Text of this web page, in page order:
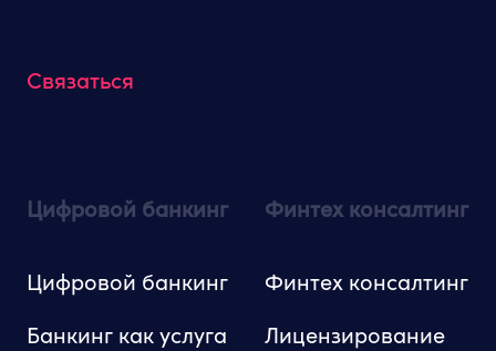
Связаться
Цифровой банкинг
Цифровой банкинг
Банкинг как услуга
Финтех консалтинг
Финтех консалтинг
Лицензирование